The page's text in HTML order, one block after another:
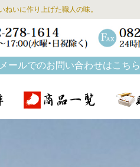
いに作り上げた職人の味。
ールでのお問い合わせはこちら